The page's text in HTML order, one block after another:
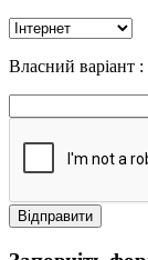
Власний варіант :